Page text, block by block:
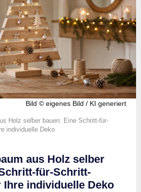
Bild © eigenes Bild / KI generiert
Holz selber bauen: Eine Schritt-für-
individuelle Deko
aus Holz selber
für-Schritt-
individuelle Deko